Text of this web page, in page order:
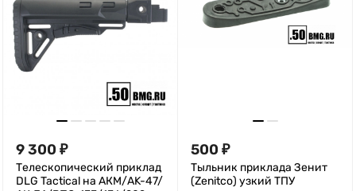
9 300 ₽
Телескопический приклад
DLG Tactical на АКМ/AK-47/
500 ₽
Тыльник приклада Зенит
(Zenitco) узкий ТПУ